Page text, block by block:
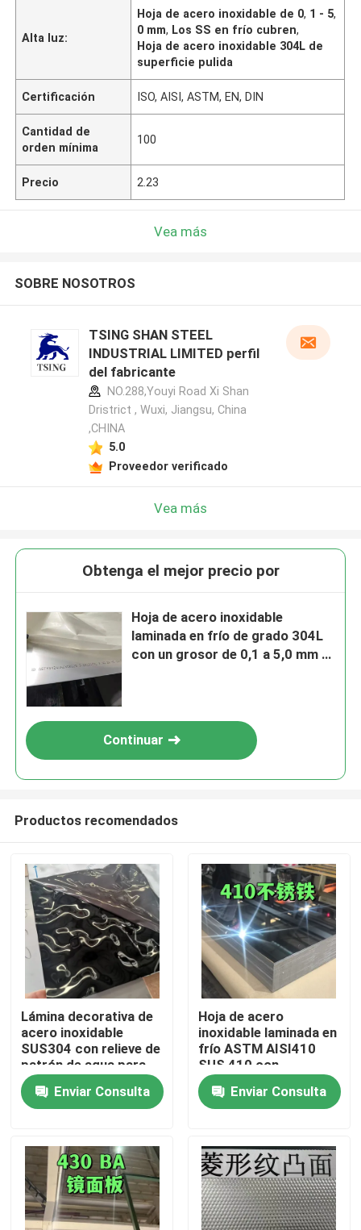
Productos
Los vídeos
Alta luz:
Hoja de acero inoxidable de 0, 1 - 5,
0 mm, Los SS en frío cubren,
Hoja de acero inoxidable 304L de
superficie pulida
Certificación ISO, AISI, ASTM, EN, DIN
Cantidad de
orden mínima
100
Precio 2.23
Vea más
SOBRE NOSOTROS
TSING SHAN STEEL
INDUSTRIAL LIMITED perfil
del fabricante
NO.288,Youyi Road Xi Shan
Dristrict , Wuxi, Jiangsu, China
,CHINA
5.0
Proveedor verificado
Vea más
Obtenga el mejor precio por
Hoja de acero inoxidable
laminada en frío de grado 304L
con un grosor de 0,1 a 5,0 mm y
Continuar
Productos recomendados
Lámina decorativa de
acero inoxidable
SUS304 con relieve de
patrón de agua para
exteriores
arquitectónicos
Enviar Consulta
Hoja de acero
inoxidable laminada en
frío ASTM AISI410
SUS 410 con
superficie pulida BA
0,8*1220*2440
Enviar Consulta